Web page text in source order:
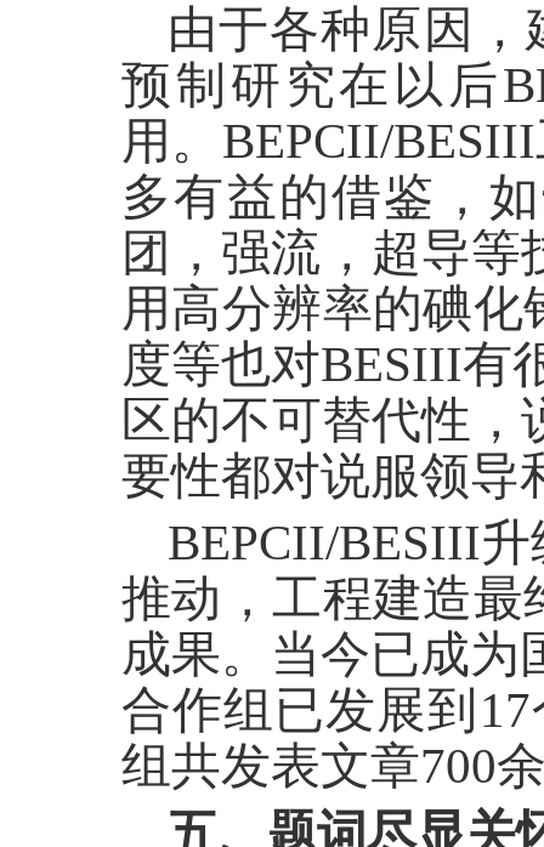
由于各种原因
预制研究在以后
用。BEPCII/
多有益的借鉴，
团，强流，超导
用高分辨率的碘
度等也对BESIII有
区的不可替代性
要性都对说服领导
BEPCII/BESIII
推动，工程建造最
成果。当今已成
合作组已发展到
组共发表文章700
五、题词尽显关